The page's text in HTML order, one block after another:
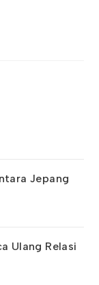
Jepang
Ulang Relasi